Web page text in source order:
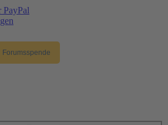
PayPal
Forumsspende